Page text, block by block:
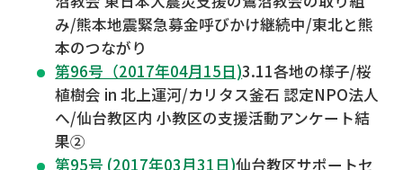
み/熊本地震緊急募金呼びかけ継続中/東北と熊
本のつながり
第96号（2017年04月15日)3.11各地の様子/桜
植樹会 in 北上運河/カリタス釜石 認定NPO法人
へ/仙台教区内 小教区の支援活動アンケート結
果②
第95号 (2017年03月31日)仙台教区サポートセ